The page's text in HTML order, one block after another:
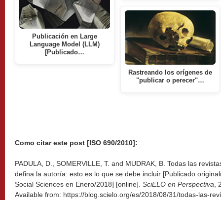
Publicación en Large
Language Model (LLM)
[Publicado…
Rastreando los orígenes de
"publicar o perecer"…
Como citar este post [ISO 690/2010]:
PADULA, D., SOMERVILLE, T. and MUDRAK, B. Todas las
defina la autoría: esto es lo que se debe incluir [Publicado
Social Sciences en Enero/2018] [online]. SciELO en Perspectiva
Available from: https://blog.scielo.org/es/2018/08/31/todas-las-